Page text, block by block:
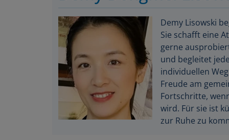
Demy Lisowski
Sie schafft eine
gerne
und begleitet
individuellen
Freude am
Fortschritte,
wird. Für sie ist
zur Ruhe zu